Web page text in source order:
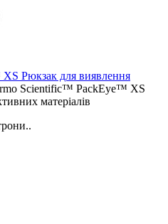
Рюкзак для виявлення
Scientific™ PackEye™ XS
матеріалів